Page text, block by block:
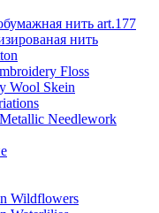
нить art.177
нить
Floss
Wool Skein
Needlework
Wildflowers